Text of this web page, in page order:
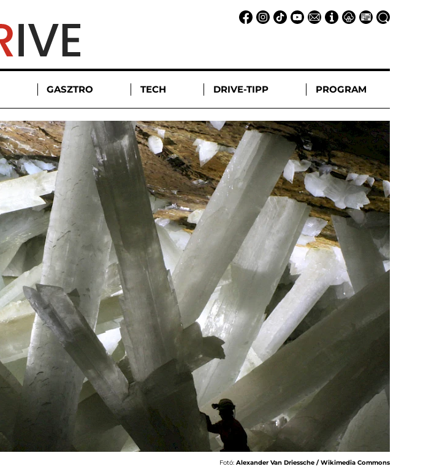
GASZTRO TECH DRIVE-TIPP PROGRAM
Fotó: Alexander Van Driessche / Wikimedia Commons